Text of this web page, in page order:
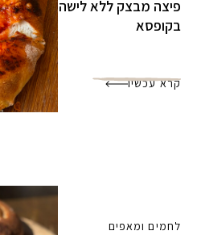
פיצה מבצק ללא לישה
בקופסא
קרא עכשיו
לחמים ומאפים